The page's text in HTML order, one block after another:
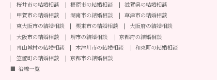
桜井市の結婚相談
橿原市の結婚相談
滋賀県の結婚相談
甲賀市の結婚相談
湖南市の結婚相談
草津市の結婚相談
東大阪市の結婚相談
栗東市の結婚相談
大阪府の結婚相談
大阪市の結婚相談
堺市の結婚相談
京都府の結婚相談
南山城村の結婚相談
木津川市の結婚相談
和束町の結婚相談
笠置町の結婚相談
京都市の結婚相談
沿線一覧